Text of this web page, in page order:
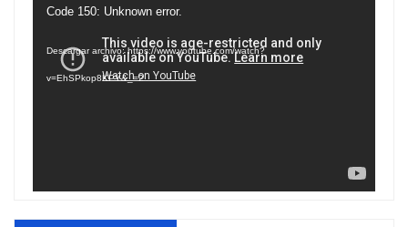
Reproductor
vídeo
Code 150: Unknown error.
Descargar archivo: https://www.youtube.com/watch?
v=EhSPkop8KPY&_=2